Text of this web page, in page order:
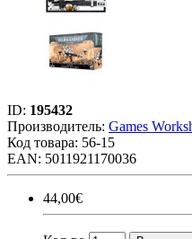
ID: 195432
Производитель: Games
Код товара: 56-15
EAN: 5011921170036
44,00€